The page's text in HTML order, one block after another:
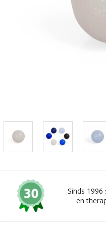
Sinds 1996
en